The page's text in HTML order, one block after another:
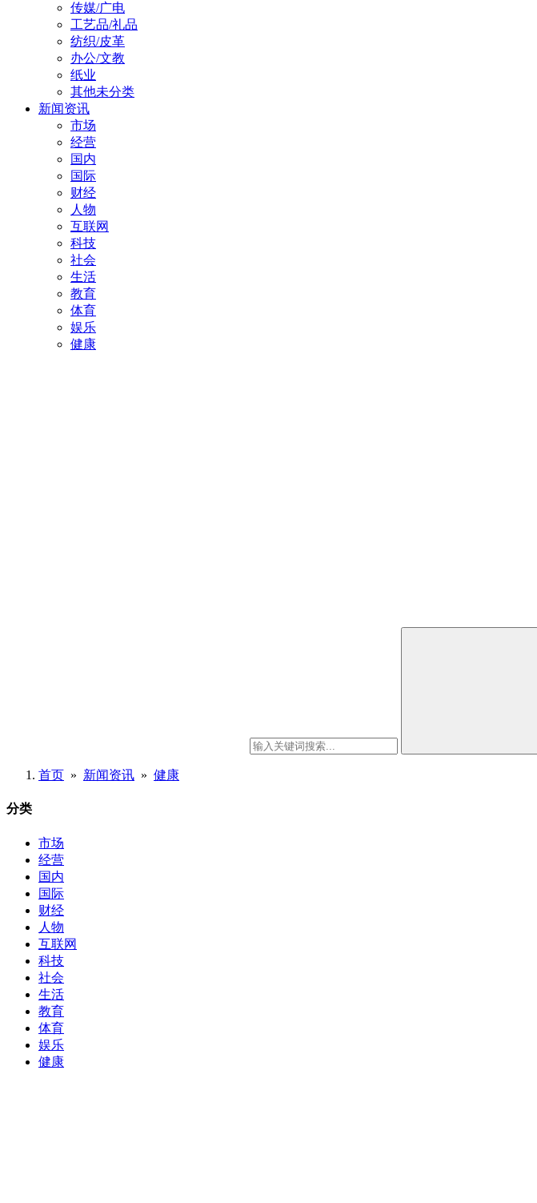
传媒/广电
工艺品/礼品
纺织/皮革
办公/文教
纸业
其他未分类
新闻资讯
市场
经营
国内
国际
财经
人物
互联网
科技
社会
生活
教育
体育
娱乐
健康
首页 » 新闻资讯 » 健康
分类
市场
经营
国内
国际
财经
人物
互联网
科技
社会
生活
教育
体育
娱乐
健康